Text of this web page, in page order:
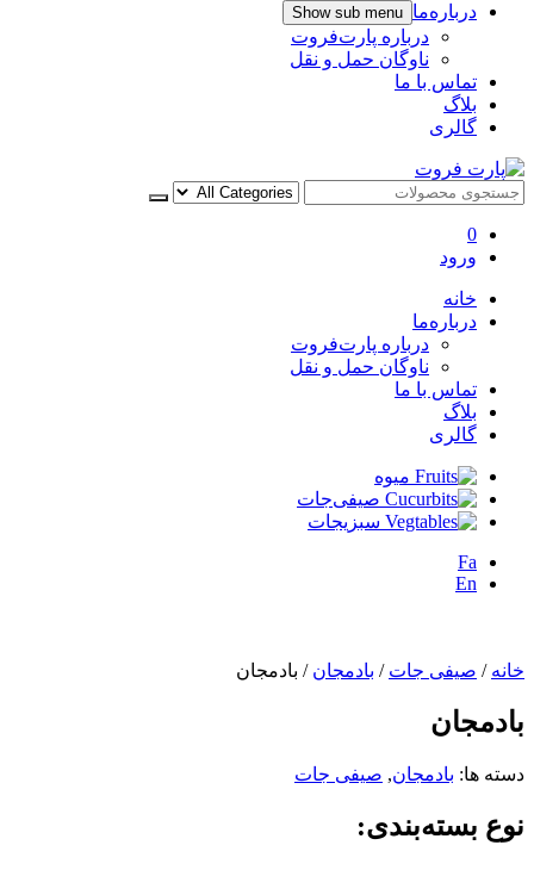
درباره‌ما Show sub menu
درباره پارت‌فروت
ناوگان حمل و نقل
تماس با ما
بلاگ
گالری
پارت فروت
0
ورود
خانه
درباره‌ما
درباره پارت‌فروت
ناوگان حمل و نقل
تماس با ما
بلاگ
گالری
میوه
صیفی‌جات
سبزیجات
Fa
En
خانه / صیفی جات / بادمجان / بادمجان
بادمجان
دسته ها: بادمجان, صیفی جات
نوع بسته‌بندی: